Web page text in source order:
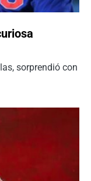
sorprendió con